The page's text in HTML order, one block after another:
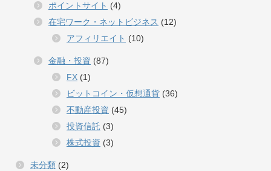
ポイントサイト (4)
在宅ワーク・ネットビジネス (12)
アフィリエイト (10)
金融・投資 (87)
FX (1)
ビットコイン・仮想通貨 (36)
不動産投資 (45)
投資信託 (3)
株式投資 (3)
未分類 (2)